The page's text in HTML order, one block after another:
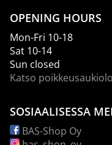
OPENING HOURS
Mon-Fri 10-18
Sat 10-14
Sun closed
Katso
SOSIAALISESSA
BAS-Shop Oy